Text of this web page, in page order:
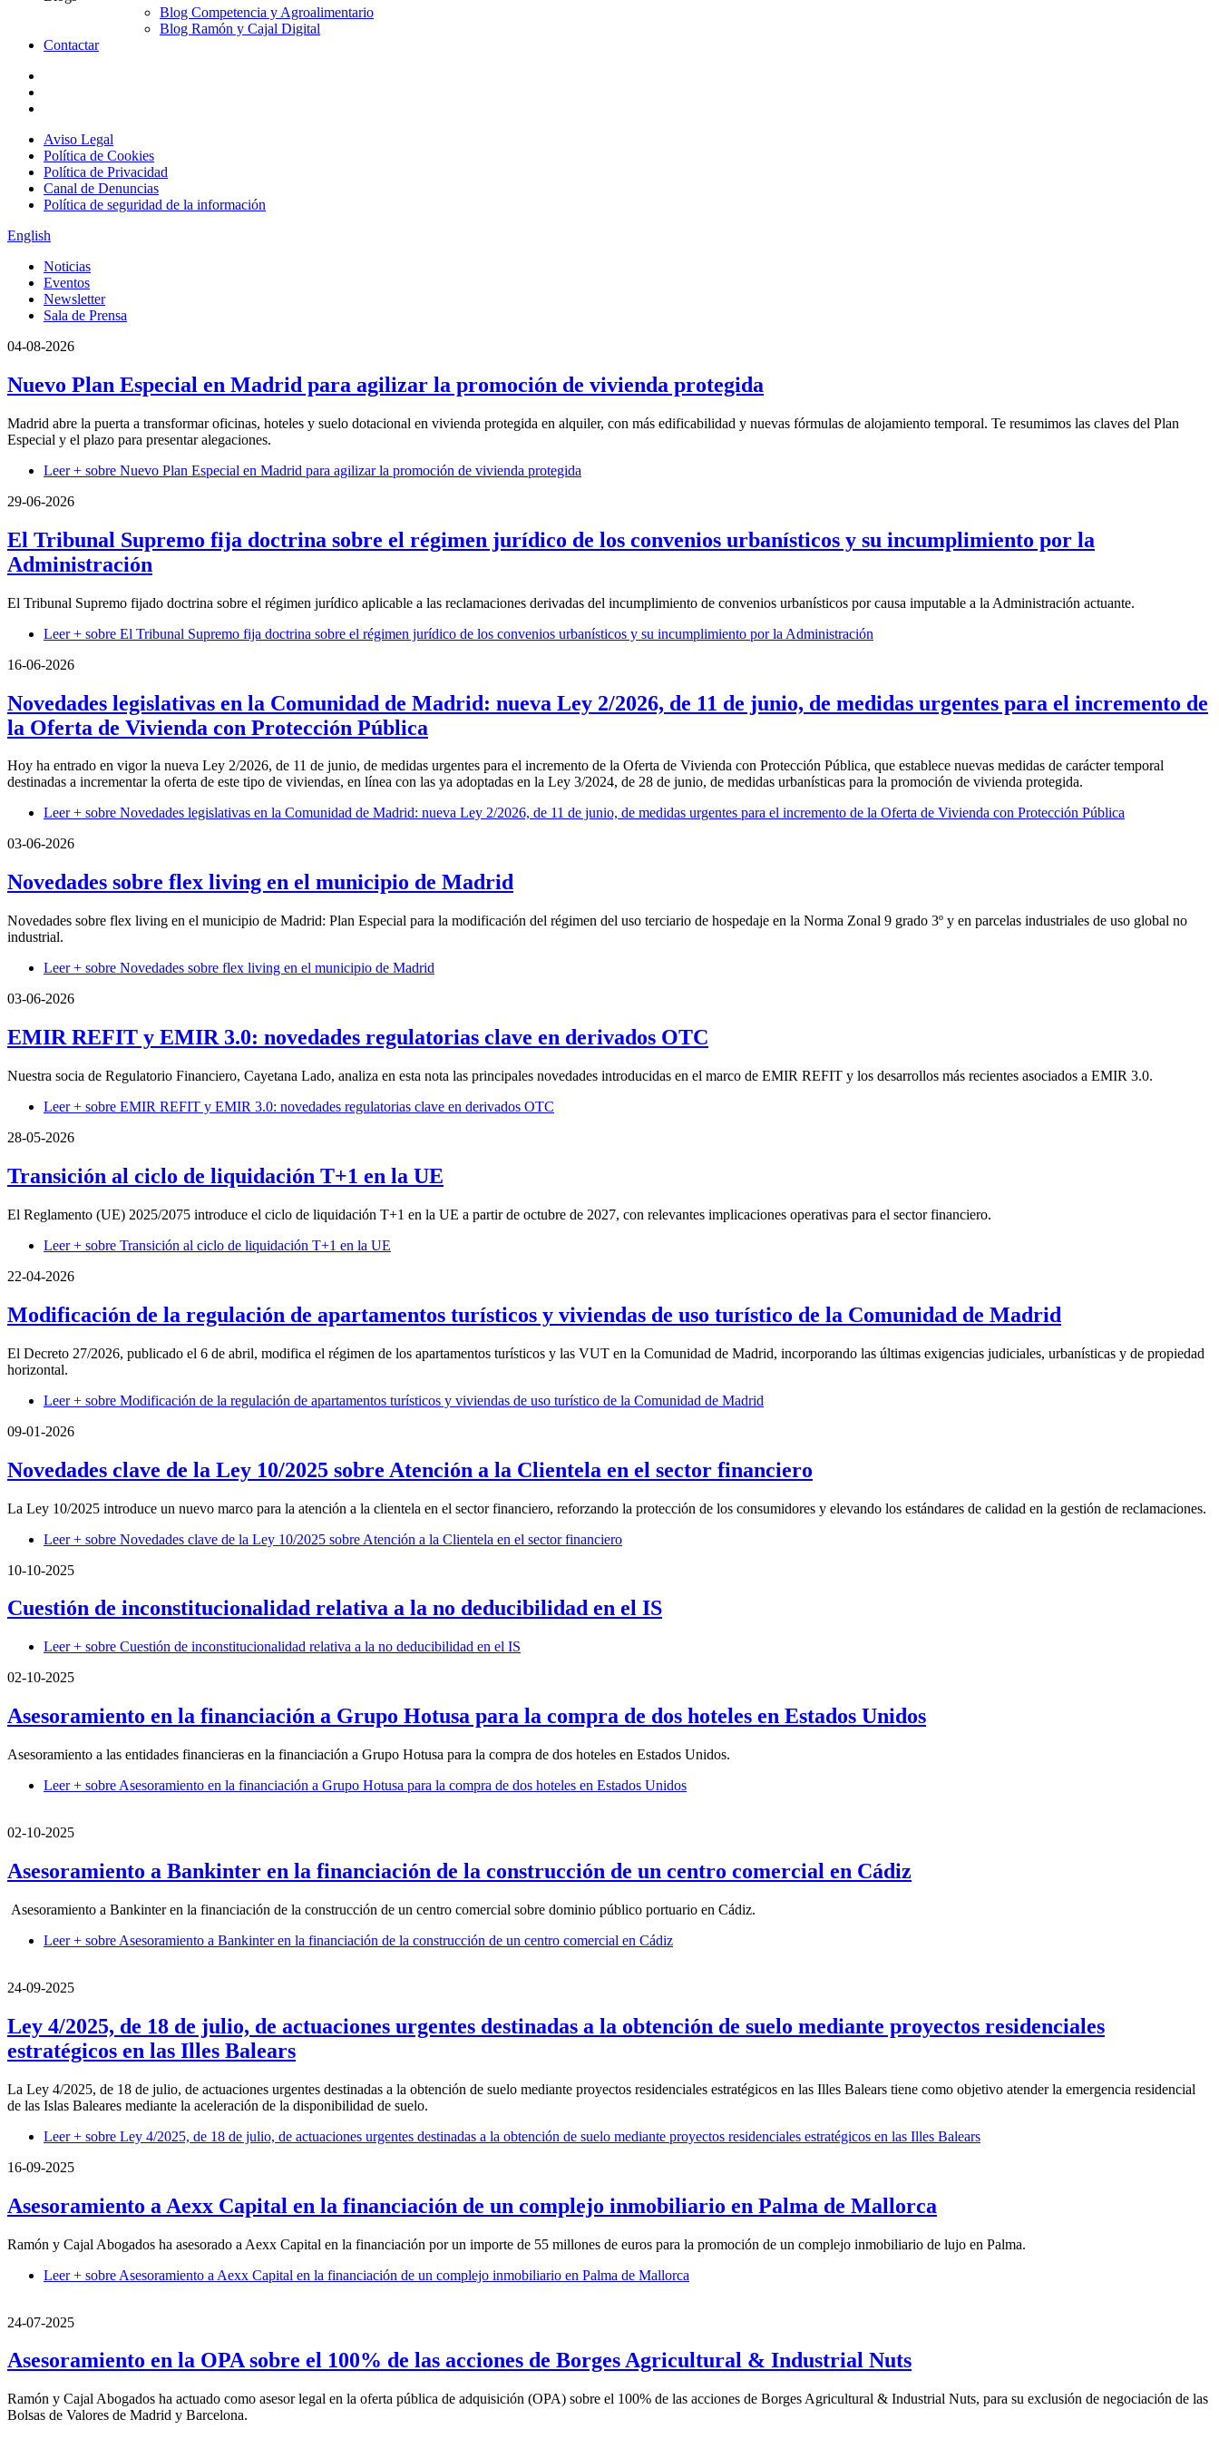
Blog Competencia y Agroalimentario
Blog Ramón y Cajal Digital
Contactar
Aviso Legal
Política de Cookies
Política de Privacidad
Canal de Denuncias
Política de seguridad de la información
English
Noticias
Eventos
Newsletter
Sala de Prensa
04-08-2026
Nuevo Plan Especial en Madrid para agilizar la promoción de vivienda protegida
Madrid abre la puerta a transformar oficinas, hoteles y suelo dotacional en vivienda protegida en alquiler, con más edificabilidad y nuevas fórmulas de alojamiento temporal. Te resumimos las claves del Plan
Especial y el plazo para presentar alegaciones.
Leer + sobre Nuevo Plan Especial en Madrid para agilizar la promoción de vivienda protegida
29-06-2026
El Tribunal Supremo fija doctrina sobre el régimen jurídico de los convenios urbanísticos y su incumplimiento por la
Administración
El Tribunal Supremo fijado doctrina sobre el régimen jurídico aplicable a las reclamaciones derivadas del incumplimiento de convenios urbanísticos por causa imputable a la Administración actuante.
Leer + sobre El Tribunal Supremo fija doctrina sobre el régimen jurídico de los convenios urbanísticos y su incumplimiento por la Administración
16-06-2026
Novedades legislativas en la Comunidad de Madrid: nueva Ley 2/2026, de 11 de junio, de medidas urgentes para el incremento de
la Oferta de Vivienda con Protección Pública
Hoy ha entrado en vigor la nueva Ley 2/2026, de 11 de junio, de medidas urgentes para el incremento de la Oferta de Vivienda con Protección Pública, que establece nuevas medidas de carácter temporal
destinadas a incrementar la oferta de este tipo de viviendas, en línea con las ya adoptadas en la Ley 3/2024, de 28 de junio, de medidas urbanísticas para la promoción de vivienda protegida.
Leer + sobre Novedades legislativas en la Comunidad de Madrid: nueva Ley 2/2026, de 11 de junio, de medidas urgentes para el incremento de la Oferta de Vivienda con Protección Pública
03-06-2026
Novedades sobre flex living en el municipio de Madrid
Novedades sobre flex living en el municipio de Madrid: Plan Especial para la modificación del régimen del uso terciario de hospedaje en la Norma Zonal 9 grado 3º y en parcelas industriales de uso global no
industrial.
Leer + sobre Novedades sobre flex living en el municipio de Madrid
03-06-2026
EMIR REFIT y EMIR 3.0: novedades regulatorias clave en derivados OTC
Nuestra socia de Regulatorio Financiero, Cayetana Lado, analiza en esta nota las principales novedades introducidas en el marco de EMIR REFIT y los desarrollos más recientes asociados a EMIR 3.0.
Leer + sobre EMIR REFIT y EMIR 3.0: novedades regulatorias clave en derivados OTC
28-05-2026
Transición al ciclo de liquidación T+1 en la UE
El Reglamento (UE) 2025/2075 introduce el ciclo de liquidación T+1 en la UE a partir de octubre de 2027, con relevantes implicaciones operativas para el sector financiero.
Leer + sobre Transición al ciclo de liquidación T+1 en la UE
22-04-2026
Modificación de la regulación de apartamentos turísticos y viviendas de uso turístico de la Comunidad de Madrid
El Decreto 27/2026, publicado el 6 de abril, modifica el régimen de los apartamentos turísticos y las VUT en la Comunidad de Madrid, incorporando las últimas exigencias judiciales, urbanísticas y de propiedad
horizontal.
Leer + sobre Modificación de la regulación de apartamentos turísticos y viviendas de uso turístico de la Comunidad de Madrid
09-01-2026
Novedades clave de la Ley 10/2025 sobre Atención a la Clientela en el sector financiero
La Ley 10/2025 introduce un nuevo marco para la atención a la clientela en el sector financiero, reforzando la protección de los consumidores y elevando los estándares de calidad en la gestión de reclamaciones.
Leer + sobre Novedades clave de la Ley 10/2025 sobre Atención a la Clientela en el sector financiero
10-10-2025
Cuestión de inconstitucionalidad relativa a la no deducibilidad en el IS
Leer + sobre Cuestión de inconstitucionalidad relativa a la no deducibilidad en el IS
02-10-2025
Asesoramiento en la financiación a Grupo Hotusa para la compra de dos hoteles en Estados Unidos
Asesoramiento a las entidades financieras en la financiación a Grupo Hotusa para la compra de dos hoteles en Estados Unidos.
Leer + sobre Asesoramiento en la financiación a Grupo Hotusa para la compra de dos hoteles en Estados Unidos
02-10-2025
Asesoramiento a Bankinter en la financiación de la construcción de un centro comercial en Cádiz
Asesoramiento a Bankinter en la financiación de la construcción de un centro comercial sobre dominio público portuario en Cádiz.
Leer + sobre Asesoramiento a Bankinter en la financiación de la construcción de un centro comercial en Cádiz
24-09-2025
Ley 4/2025, de 18 de julio, de actuaciones urgentes destinadas a la obtención de suelo mediante proyectos residenciales
estratégicos en las Illes Balears
La Ley 4/2025, de 18 de julio, de actuaciones urgentes destinadas a la obtención de suelo mediante proyectos residenciales estratégicos en las Illes Balears tiene como objetivo atender la emergencia residencial
de las Islas Baleares mediante la aceleración de la disponibilidad de suelo.
Leer + sobre Ley 4/2025, de 18 de julio, de actuaciones urgentes destinadas a la obtención de suelo mediante proyectos residenciales estratégicos en las Illes Balears
16-09-2025
Asesoramiento a Aexx Capital en la financiación de un complejo inmobiliario en Palma de Mallorca
Ramón y Cajal Abogados ha asesorado a Aexx Capital en la financiación por un importe de 55 millones de euros para la promoción de un complejo inmobiliario de lujo en Palma.
Leer + sobre Asesoramiento a Aexx Capital en la financiación de un complejo inmobiliario en Palma de Mallorca
24-07-2025
Asesoramiento en la OPA sobre el 100% de las acciones de Borges Agricultural & Industrial Nuts
Ramón y Cajal Abogados ha actuado como asesor legal en la oferta pública de adquisición (OPA) sobre el 100% de las acciones de Borges Agricultural & Industrial Nuts, para su exclusión de negociación de las
Bolsas de Valores de Madrid y Barcelona.